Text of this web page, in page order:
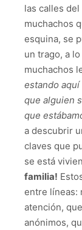
las calles
muchachos
esquina, se
un trago, a
muchachos
estando
que alguien
que
a descubrir
claves que
se está
familia!
entre líneas:
atención,
anónimos,